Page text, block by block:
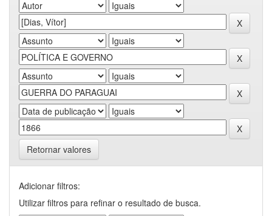
Retornar valores
Adicionar filtros:
Utilizar filtros para refinar o resultado de busca.